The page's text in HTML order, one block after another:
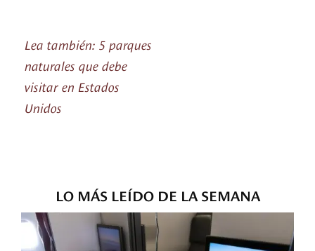
Lea también: 5 parques
naturales que debe
visitar en Estados
Unidos
LO MÁS LEÍDO DE LA SEMANA